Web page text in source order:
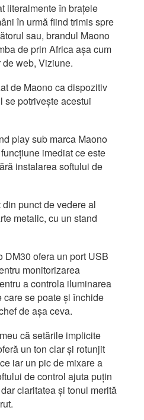
literalmente în brațele
în urmă fiind trimis spre
sau, brandul Maono
de prin Africa așa cum
web, Viziune.
de Maono ca dispozitiv
se potrivește acestui
play sub marca Maono
imediat ce este
instalarea softului de
punct de vedere al
metalic, cu un stand
DM30 ofera un port USB
monitorizarea
a controla iluminarea
se poate și închide
de așa ceva.
că setările implicite
un ton clar și rotunjit
iar un pic de mixare a
de control ajuta puțin
claritatea și tonul merită